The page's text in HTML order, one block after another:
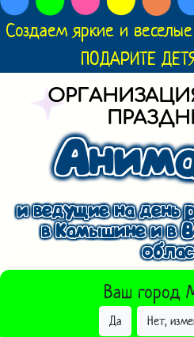
Создаем яркие и
ПОДАРИТЕ
и ведущие на день
в Камышине и в
Ваш город
Да Нет,
ВЫБРАТЬ